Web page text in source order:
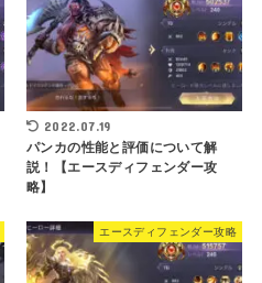
2022.07.19
パンカの性能と評価について解
説！【エースディフェンダー攻
略】
エースディフェンダー攻略